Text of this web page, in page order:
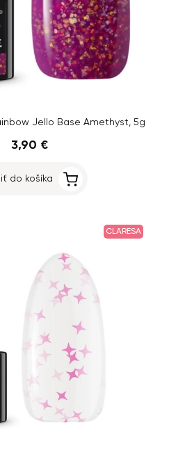
Jello Base Amethyst, 5g
3,90 €
do košíka
CLARESA